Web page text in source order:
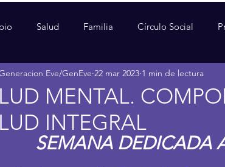
Salud Familia Círculo Social
MENTAL.
INTEGRAL
Eve/GenEve 22 mar 2023 1 min de lectura
SEMANA DEDICADA